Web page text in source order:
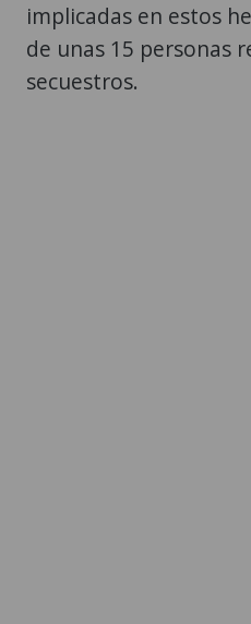
implicadas en estos
de unas 15 personas
secuestros.